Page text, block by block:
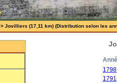
> Jovilliers (17,11 km) (Distribution selon les
1798
1791